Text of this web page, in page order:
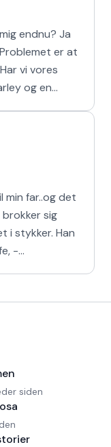
vi vores
min far..og det
sig
i stykker. Han
-
siden